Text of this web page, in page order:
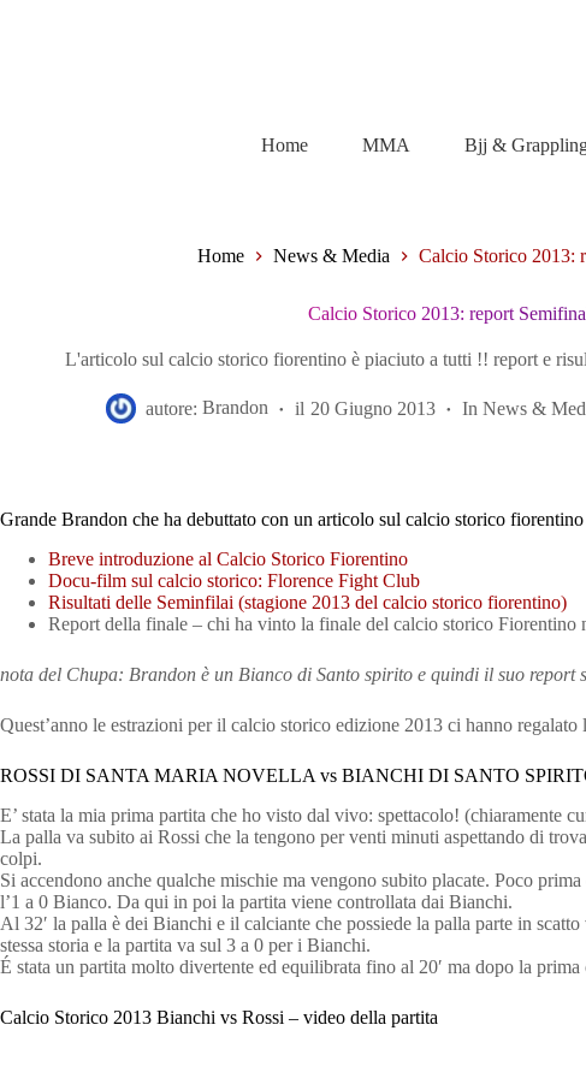
Home MMA Bjj &
Home News & Media Calcio Storico 2013:
Calcio Storico 2013: report
L'articolo sul calcio storico fiorentino è piaciuto a tutti !! report e
autore: Brandon il 20 Giugno 2013 In News &
Grande Brandon che ha debuttato con un articolo sul calcio storico
Breve introduzione al Calcio Storico Fiorentino
Docu-film sul calcio storico: Florence Fight Club
Risultati delle Seminfilai (stagione 2013 del calcio storico fiorentino)
Report della finale – chi ha vinto la finale del calcio storico Fiorentino
nota del Chupa: Brandon è un Bianco di Santo spirito e quindi il suo
Quest’anno le estrazioni per il calcio storico edizione 2013 ci hanno
ROSSI DI SANTA MARIA NOVELLA vs BIANCHI DI SANTO
E’ stata la mia prima partita che ho visto dal vivo: spettacolo! (chiaramente
La palla va subito ai Rossi che la tengono per venti minuti aspettando di
colpi.
Si accendono anche qualche mischie ma vengono subito placate. Poco
l’1 a 0 Bianco. Da qui in poi la partita viene controllata dai Bianchi.
Al 32′ la palla è dei Bianchi e il calciante che possiede la palla parte in
stessa storia e la partita va sul 3 a 0 per i Bianchi.
É stata un partita molto divertente ed equilibrata fino al 20′ ma dopo la
Calcio Storico 2013 Bianchi vs Rossi – video della partita